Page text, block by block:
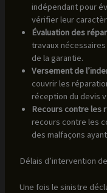
indépendant pour
vérifier leur
Évaluation des
travaux
de la garantie.
Versement de
couvrir les
réception du devis
Recours contre les
recours contre les
des malfaçons
Délais d’intervention
Une fois le sinistre